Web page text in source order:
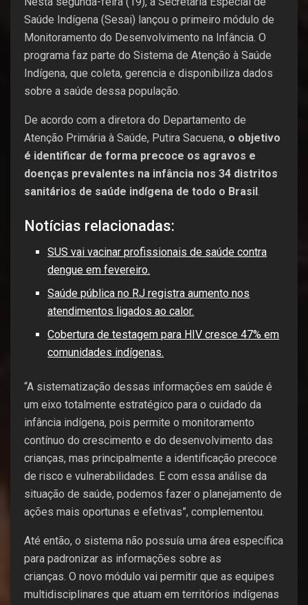
Saúde Indígena (Sesai) lançou o primeiro módulo de
Monitoramento do Desenvolvimento na Infância. O
programa faz parte do Sistema de Atenção à Saúde
Indígena, que coleta, gerencia e disponibiliza dados
sobre a saúde dessa população.
De acordo com a diretora do Departamento de
Atenção Primária à Saúde, Putira Sacuena, o objetivo
é identificar de forma precoce os agravos e
doenças prevalentes na infância nos 34 distritos
sanitários de saúde indígena de todo o Brasil.
Notícias relacionadas:
SUS vai vacinar profissionais de saúde contra
dengue em fevereiro.
Saúde pública no RJ registra aumento nos
atendimentos ligados ao calor.
Cobertura de testagem para HIV cresce 47% em
comunidades indígenas.
“A sistematização dessas informações em saúde é
um eixo totalmente estratégico para o cuidado da
infância indígena, pois permite o monitoramento
contínuo do crescimento e do desenvolvimento das
crianças, mas principalmente a identificação precoce
de risco e vulnerabilidades. E com essa análise da
situação de saúde, podemos fazer o planejamento de
ações mais oportunas e efetivas”, complementou.
Até então, o sistema não possuía uma área específica
para padronizar as informações sobre as
crianças. O novo módulo vai permitir que as equipes
multidisciplinares que atuam em territórios indígenas